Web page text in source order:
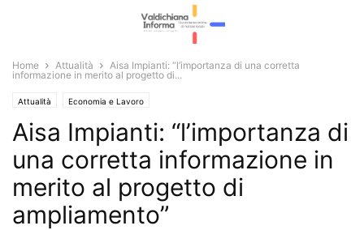
Home Attualità
Aisa Impianti: “l’importanza di una corretta
informazione in merito al progetto di...
Attualità Economia e Lavoro
Aisa Impianti: “l’importanza di
una corretta informazione in
merito al progetto di
ampliamento”